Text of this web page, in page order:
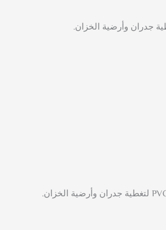
جدران وأرضية الخزان.